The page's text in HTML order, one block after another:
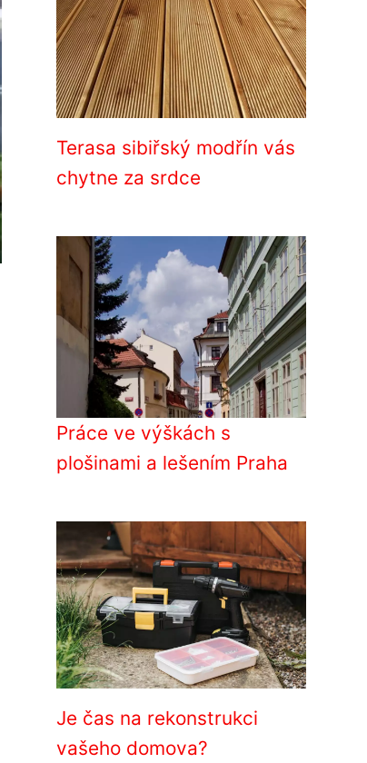
Terasa sibiřský modřín vás
chytne za srdce
Práce ve výškách s
plošinami a lešením Praha
Je čas na rekonstrukci
vašeho domova?